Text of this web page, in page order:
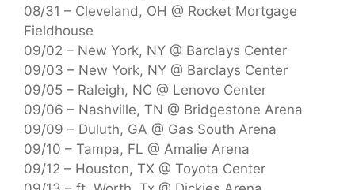
08/31 – Cleveland, OH @ Rocket Mortgage
Fieldhouse
09/02 – New York, NY @ Barclays Center
09/03 – New York, NY @ Barclays Center
09/05 – Raleigh, NC @ Lenovo Center
09/06 – Nashville, TN @ Bridgestone Arena
09/09 – Duluth, GA @ Gas South Arena
09/10 – Tampa, FL @ Amalie Arena
09/12 – Houston, TX @ Toyota Center